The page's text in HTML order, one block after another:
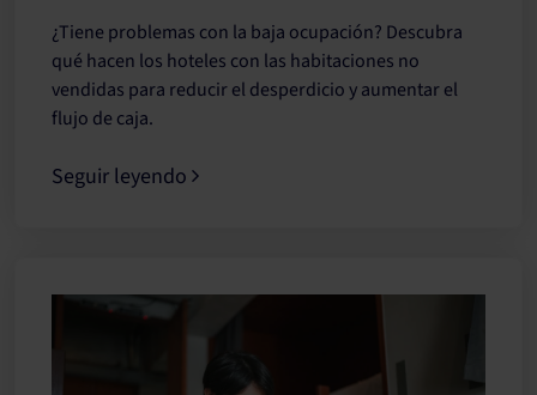
¿Tiene problemas con la baja ocupación? Descubra
qué hacen los hoteles con las habitaciones no
vendidas para reducir el desperdicio y aumentar el
flujo de caja.
Seguir leyendo